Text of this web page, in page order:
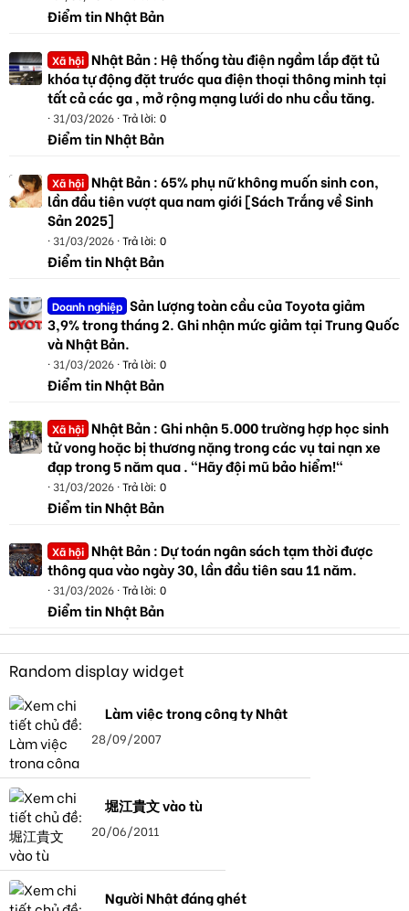
Điểm tin Nhật Bản
Xã hội Nhật Bản : Hệ thống tàu điện ngầm lắp đặt tủ
khóa tự động đặt trước qua điện thoại thông minh tại
tất cả các ga , mở rộng mạng lưới do nhu cầu tăng.
31/03/2026 Trả lời: 0
Điểm tin Nhật Bản
Xã hội Nhật Bản : 65% phụ nữ không muốn sinh con,
lần đầu tiên vượt qua nam giới [Sách Trắng về Sinh
Sản 2025]
31/03/2026 Trả lời: 0
Điểm tin Nhật Bản
Doanh nghiệp Sản lượng toàn cầu của Toyota giảm
3,9% trong tháng 2. Ghi nhận mức giảm tại Trung Quốc
và Nhật Bản.
31/03/2026 Trả lời: 0
Điểm tin Nhật Bản
Xã hội Nhật Bản : Ghi nhận 5.000 trường hợp học sinh
tử vong hoặc bị thương nặng trong các vụ tai nạn xe
đạp trong 5 năm qua . "Hãy đội mũ bảo hiểm!"
31/03/2026 Trả lời: 0
Điểm tin Nhật Bản
Xã hội Nhật Bản : Dự toán ngân sách tạm thời được
thông qua vào ngày 30, lần đầu tiên sau 11 năm.
31/03/2026 Trả lời: 0
Điểm tin Nhật Bản
Random display widget
Làm việc trong công ty Nhật
28/09/2007
堀江貴文 vào tù
20/06/2011
Người Nhật đáng ghét